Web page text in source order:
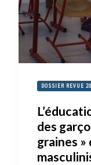
DOSSIER REVUE
des
graines »